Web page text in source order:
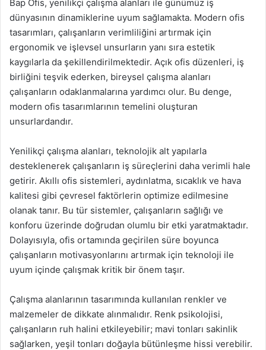
Bap Ofis, yenilikçi çalışma alanları ile günümüz iş
dünyasının dinamiklerine uyum sağlamakta. Modern ofis
tasarımları, çalışanların verimliliğini artırmak için
ergonomik ve işlevsel unsurların yanı sıra estetik
kaygılarla da şekillendirilmektedir. Açık ofis düzenleri, iş
birliğini teşvik ederken, bireysel çalışma alanları
çalışanların odaklanmalarına yardımcı olur. Bu denge,
modern ofis tasarımlarının temelini oluşturan
unsurlardandır.
Yenilikçi çalışma alanları, teknolojik alt yapılarla
desteklenerek çalışanların iş süreçlerini daha verimli hale
getirir. Akıllı ofis sistemleri, aydınlatma, sıcaklık ve hava
kalitesi gibi çevresel faktörlerin optimize edilmesine
olanak tanır. Bu tür sistemler, çalışanların sağlığı ve
konforu üzerinde doğrudan olumlu bir etki yaratmaktadır.
Dolayısıyla, ofis ortamında geçirilen süre boyunca
çalışanların motivasyonlarını artırmak için teknoloji ile
uyum içinde çalışmak kritik bir önem taşır.
Çalışma alanlarının tasarımında kullanılan renkler ve
malzemeler de dikkate alınmalıdır. Renk psikolojisi,
çalışanların ruh halini etkileyebilir; mavi tonları sakinlik
sağlarken, yeşil tonları doğayla bütünleşme hissi verebilir.